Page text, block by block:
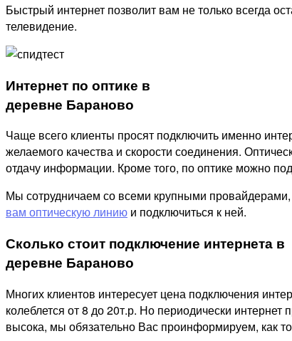
Быстрый интернет позволит вам не только всегда
телевидение.
Интернет по оптике в
деревне Бараново
Чаще всего клиенты просят подключить именно
желаемого качества и скорости соединения.
отдачу информации. Кроме того, по оптике можно
Мы сотрудничаем со всеми крупными
вам оптическую линию и подключиться к ней.
Сколько стоит подключение интернета в
деревне Бараново
Многих клиентов интересует цена подключения
колеблется от 8 до 20т.р. Но периодически
высока, мы обязательно Вас проинформируем, как